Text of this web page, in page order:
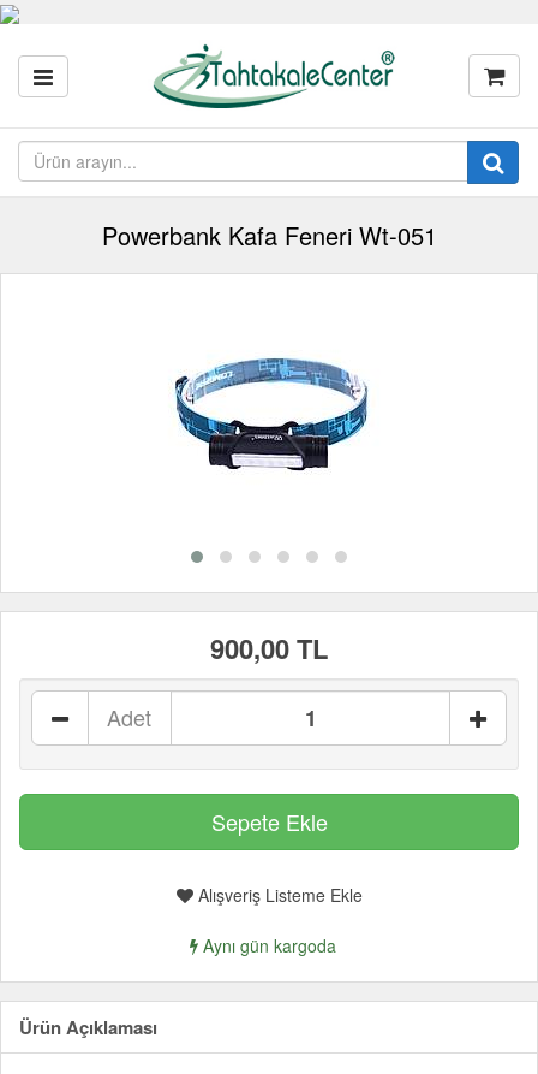
Powerbank Kafa Feneri Wt-051
900,00 TL
Adet
Alışveriş Listeme Ekle
Aynı gün kargoda
Ürün Açıklaması